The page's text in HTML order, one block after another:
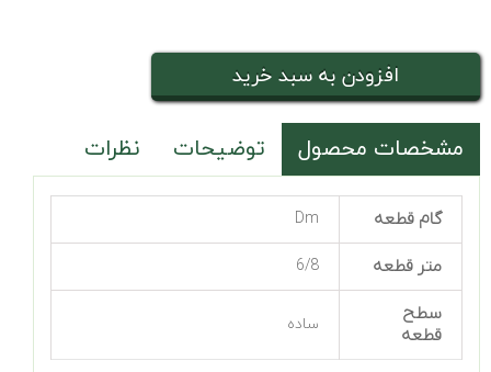
افزودن به سبد خرید
مشخصات محصول توضیحات نظرات
گام قطعه Dm
متر قطعه 6/8
سطح
قطعه
ساده